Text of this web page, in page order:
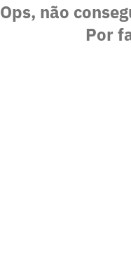
Ops, não
Por